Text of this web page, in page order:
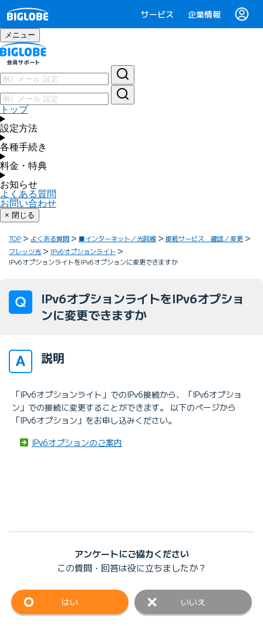
サービス 企業情報
メニュー
トップ
設定方法
各種手続き
料金・特典
お知らせ
よくある質問
お問い合わせ
× 閉じる
TOP よくある質問 ■インターネット／光回線
接続サービス 確認／変更
フレッツ光
IPv6オプションライト
IPv6オプションライトをIPv6オプションに変更できますか
IPv6オプションライトをIPv6オプショ
ンに変更できますか
説明
「IPv6オプションライト」でのIPv6接続から、「IPv6オプショ
ン」での接続に変更することができます。 以下のページから
「IPv6オプション」をお申し込みください。
IPv6オプションのご案内
アンケートにご協力ください
この質問・回答は役に立ちましたか？
はい いいえ